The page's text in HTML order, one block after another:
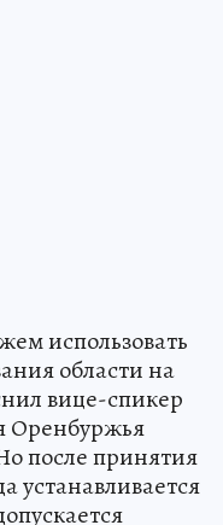
использовать
области на
вице-спикер
Оренбуржья
после принятия
устанавливается